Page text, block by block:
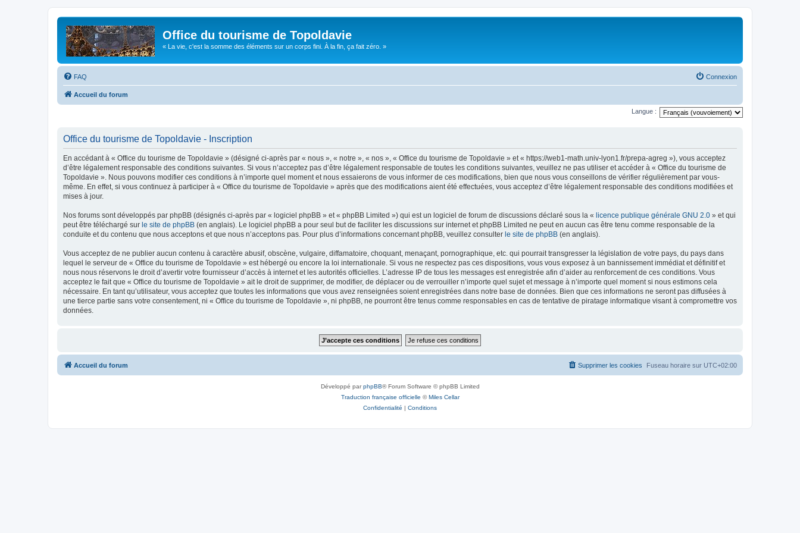
Office du tourisme de Topoldavie
« La vie, c'est la somme des éléments sur un corps fini. À la fin, ça fait zéro. »
FAQ Connexion
Accueil du forum
Langue :
Office du tourisme de Topoldavie - Inscription
En accédant à « Office du tourisme de Topoldavie » (désigné ci-après par « nous », « notre », « nos », « Office du tourisme de Topoldavie » et « https://web1-math.univ-lyon1.fr/prepa-agreg »), vous acceptez
d’être légalement responsable des conditions suivantes. Si vous n’acceptez pas d’être légalement responsable de toutes les conditions suivantes, veuillez ne pas utiliser et accéder à « Office du tourisme de
Topoldavie ». Nous pouvons modifier ces conditions à n’importe quel moment et nous essaierons de vous informer de ces modifications, bien que nous vous conseillons de vérifier régulièrement par vous-
même. En effet, si vous continuez à participer à « Office du tourisme de Topoldavie » après que des modifications aient été effectuées, vous acceptez d’être légalement responsable des conditions modifiées et
mises à jour.
Nos forums sont développés par phpBB (désignés ci-après par « logiciel phpBB » et « phpBB Limited ») qui est un logiciel de forum de discussions déclaré sous la « licence publique générale GNU 2.0 » et qui
peut être téléchargé sur le site de phpBB (en anglais). Le logiciel phpBB a pour seul but de faciliter les discussions sur internet et phpBB Limited ne peut en aucun cas être tenu comme responsable de la
conduite et du contenu que nous acceptons et que nous n’acceptons pas. Pour plus d’informations concernant phpBB, veuillez consulter le site de phpBB (en anglais).
Vous acceptez de ne publier aucun contenu à caractère abusif, obscène, vulgaire, diffamatoire, choquant, menaçant, pornographique, etc. qui pourrait transgresser la législation de votre pays, du pays dans
lequel le serveur de « Office du tourisme de Topoldavie » est hébergé ou encore la loi internationale. Si vous ne respectez pas ces dispositions, vous vous exposez à un bannissement immédiat et définitif et
nous nous réservons le droit d’avertir votre fournisseur d’accès à internet et les autorités officielles. L’adresse IP de tous les messages est enregistrée afin d’aider au renforcement de ces conditions. Vous
acceptez le fait que « Office du tourisme de Topoldavie » ait le droit de supprimer, de modifier, de déplacer ou de verrouiller n’importe quel sujet et message à n’importe quel moment si nous estimons cela
nécessaire. En tant qu’utilisateur, vous acceptez que toutes les informations que vous avez renseignées soient enregistrées dans notre base de données. Bien que ces informations ne seront pas diffusées à
une tierce partie sans votre consentement, ni « Office du tourisme de Topoldavie », ni phpBB, ne pourront être tenus comme responsables en cas de tentative de piratage informatique visant à compromettre vos
données.
Accueil du forum Fuseau horaire sur UTC+02:00
Supprimer les cookies
Développé parphpBB® Forum Software © phpBB Limited
Traduction française officielle ©Miles Cellar
Confidentialité | Conditions